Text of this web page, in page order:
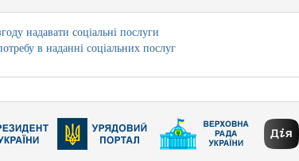
надавати соціальні послуги
в наданні соціальних послуг